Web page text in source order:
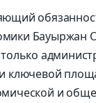
Бауыржан
только
ключевой
и